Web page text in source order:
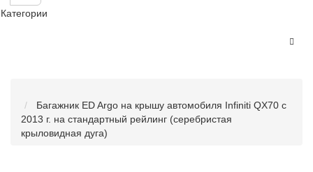
Категории
Багажник ED Argo на крышу автомобиля Infiniti QX70 с
2013 г. на стандартный рейлинг (серебристая
крыловидная дуга)